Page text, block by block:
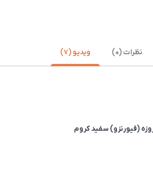
نظرات (0) ویدیو (7)
(فیورنزو) سفید کروم